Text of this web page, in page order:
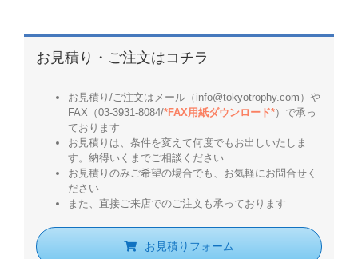
お見積り・ご注文はコチラ
お見積り/ご注文はメール（info@tokyotrophy.com）や
FAX（03-3931-8084/*FAX用紙ダウンロード*）で承っ
ております
お見積りは、条件を変えて何度でもお出しいたしま
す。納得いくまでご相談ください
お見積りのみご希望の場合でも、お気軽にお問合せく
ださい
また、直接ご来店でのご注文も承っております
お見積りフォーム